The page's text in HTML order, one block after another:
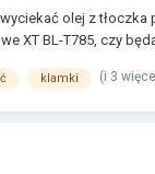
olej z
XT BL-T785, czy
klamki (i 3